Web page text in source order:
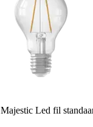
Majestic Led fil